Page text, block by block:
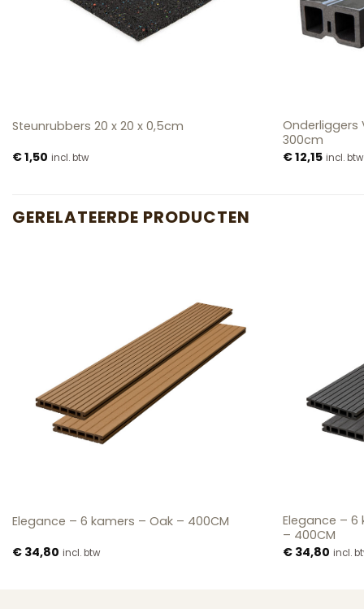
Steunrubbers 20 x 20 x 0,5cm
€1,50 incl. btw
Onderliggers
300cm
€12,15 incl. btw
GERELATEERDE PRODUCTEN
Elegance – 6 kamers – Oak – 400CM
€34,80 incl. btw
Elegance –
– 400CM
€ 34,80 incl.